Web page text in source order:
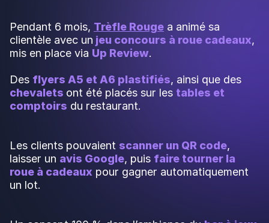
Pendant 6 mois, Trèfle Rouge a animé sa
clientèle avec un jeu concours à roue cadeaux,
mis en place via Up Review.
Des flyers A5 et A6 plastifiés, ainsi que des
chevalets ont été placés sur les tables et
comptoirs du restaurant.
Les clients pouvaient scanner un QR code,
laisser un avis Google, puis faire tourner la
roue à cadeaux pour gagner automatiquement
un lot.